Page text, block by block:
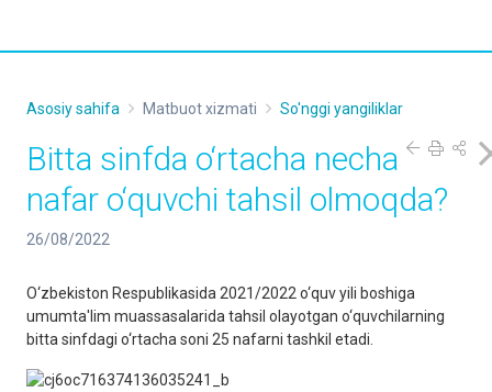
KONTAKTLAR
Asosiy sahifa Matbuot xizmati So'nggi yangiliklar
Bitta sinfda o‘rtacha necha
nafar o‘quvchi tahsil olmoqda?
26/08/2022
O‘zbekiston Respublikasida 2021/2022 o‘quv yili boshiga
umumta'lim muassasalarida tahsil olayotgan o‘quvchilarning
bitta sinfdagi o‘rtacha soni 25 nafarni tashkil etadi.